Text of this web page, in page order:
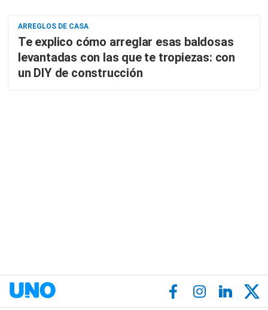
ARREGLOS DE CASA
Te explico cómo arreglar esas baldosas
levantadas con las que te tropiezas: con
un DIY de construcción